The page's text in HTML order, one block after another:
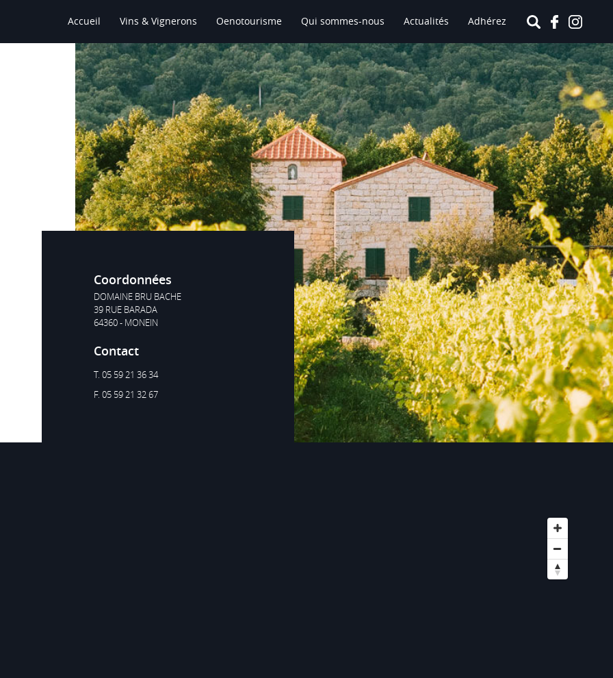
Accueil Vins & Vignerons Oenotourisme Qui sommes-nous Actualités Adhérez
Le Vin
DOMAINE BRU BACHE Le Vin
DOMAINE BRU BACHE
Coordonnées
DOMAINE BRU BACHE
39 RUE BARADA
64360 - MONEIN
Contact
T. 05 59 21 36 34
F. 05 59 21 32 67
AOC
Jurançon